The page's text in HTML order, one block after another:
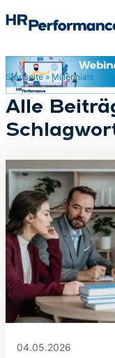
Startseite» Millennials
Alle
04.05.2026